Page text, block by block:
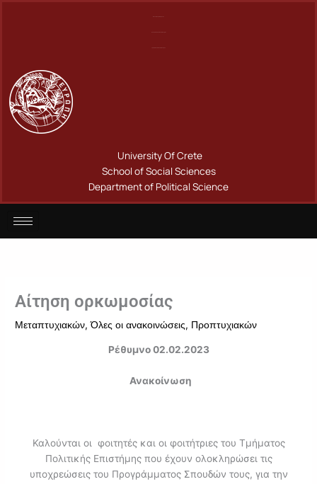
University Of Crete
School of Social Sciences
Department of Political Science
Αίτηση ορκωμοσίας
Μεταπτυχιακών,Όλες οι ανακοινώσεις, Προπτυχιακών
Ρέθυμνο 02.02.2023
Ανακοίνωση
Καλούνται οι φοιτητές και οι φοιτήτριες του Τμήματος
Πολιτικής Επιστήμης που έχουν ολοκληρώσει τις
υποχρεώσεις του Προγράμματος Σπουδών τους, για την